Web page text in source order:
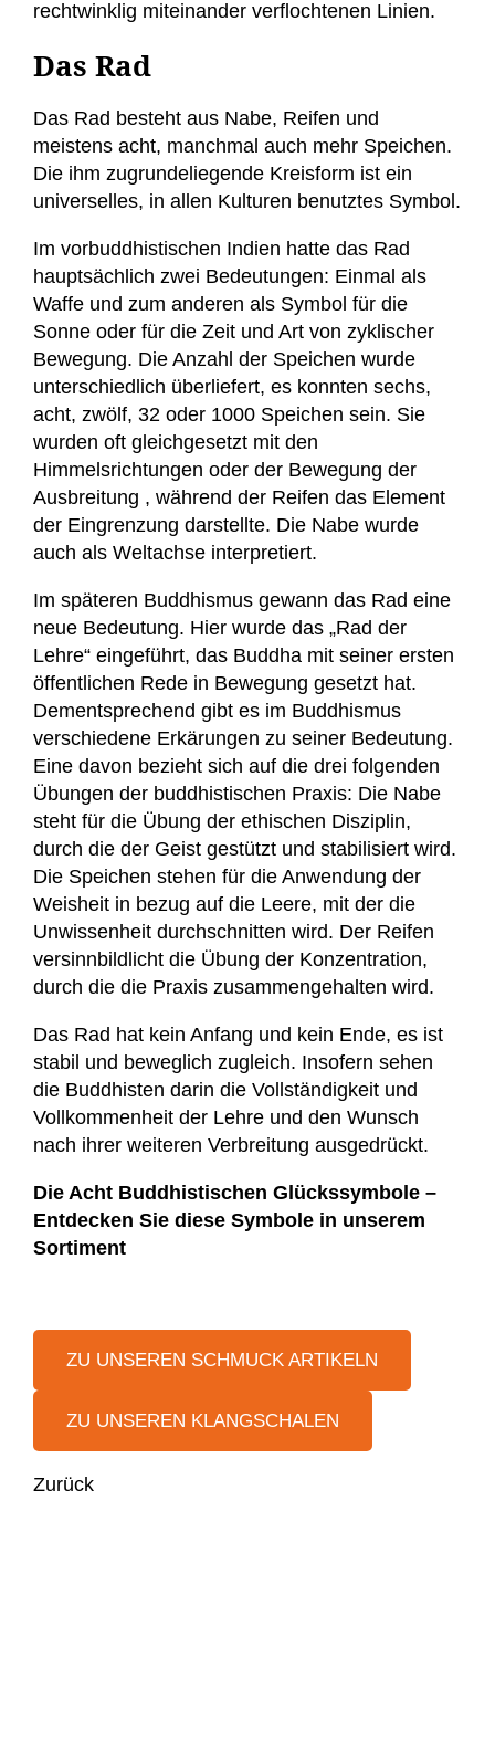
rechtwinklig miteinander verflochtenen Linien.
Das Rad
Das Rad besteht aus Nabe, Reifen und
meistens acht, manchmal auch mehr Speichen.
Die ihm zugrundeliegende Kreisform ist ein
universelles, in allen Kulturen benutztes Symbol.
Im vorbuddhistischen Indien hatte das Rad
hauptsächlich zwei Bedeutungen: Einmal als
Waffe und zum anderen als Symbol für die
Sonne oder für die Zeit und Art von zyklischer
Bewegung. Die Anzahl der Speichen wurde
unterschiedlich überliefert, es konnten sechs,
acht, zwölf, 32 oder 1000 Speichen sein. Sie
wurden oft gleichgesetzt mit den
Himmelsrichtungen oder der Bewegung der
Ausbreitung , während der Reifen das Element
der Eingrenzung darstellte. Die Nabe wurde
auch als Weltachse interpretiert.
Im späteren Buddhismus gewann das Rad eine
neue Bedeutung. Hier wurde das „Rad der
Lehre“ eingeführt, das Buddha mit seiner ersten
öffentlichen Rede in Bewegung gesetzt hat.
Dementsprechend gibt es im Buddhismus
verschiedene Erkärungen zu seiner Bedeutung.
Eine davon bezieht sich auf die drei folgenden
Übungen der buddhistischen Praxis: Die Nabe
steht für die Übung der ethischen Disziplin,
durch die der Geist gestützt und stabilisiert wird.
Die Speichen stehen für die Anwendung der
Weisheit in bezug auf die Leere, mit der die
Unwissenheit durchschnitten wird. Der Reifen
versinnbildlicht die Übung der Konzentration,
durch die die Praxis zusammengehalten wird.
Das Rad hat kein Anfang und kein Ende, es ist
stabil und beweglich zugleich. Insofern sehen
die Buddhisten darin die Vollständigkeit und
Vollkommenheit der Lehre und den Wunsch
nach ihrer weiteren Verbreitung ausgedrückt.
Die Acht Buddhistischen Glückssymbole –
Entdecken Sie diese Symbole in unserem
Sortiment
ZU UNSEREN SCHMUCK ARTIKELN
ZU UNSEREN KLANGSCHALEN
Zurück